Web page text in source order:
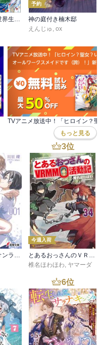
予約
神の庭付き楠木邸
えんじゅ ox
もっと見る
ソードアート・オンライン マテリアル１ シュガーリィ・デイズ
3位
今週入荷
とあるおっさんのＶＲＭＭＯ活動記34
椎名ほわほわ, ヤマーダ
6位